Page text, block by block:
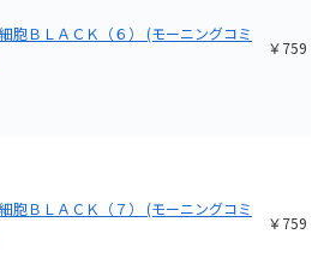
胞ＢＬＡＣＫ（６） (モーニングコミ
￥759
胞ＢＬＡＣＫ（７） (モーニングコミ
￥759